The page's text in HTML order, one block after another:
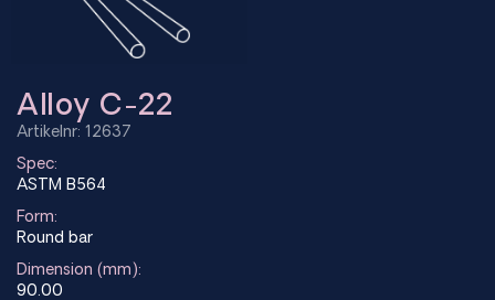
Alloy C-22
Artikelnr: 12637
Spec:
ASTM B564
Form:
Round bar
Dimension (mm):
90.00